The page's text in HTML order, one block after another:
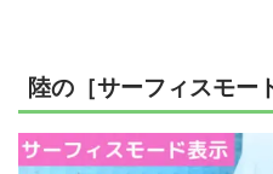
陸の［サーフィスモー